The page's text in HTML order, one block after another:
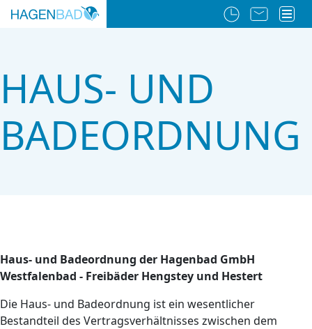
HAUS- UND
BADEORDNUNG
Haus- und Badeordnung der Hagenbad GmbH
Westfalenbad - Freibäder Hengstey und Hestert
Die Haus- und Badeordnung ist ein wesentlicher
Bestandteil des Vertragsverhältnisses zwischen dem